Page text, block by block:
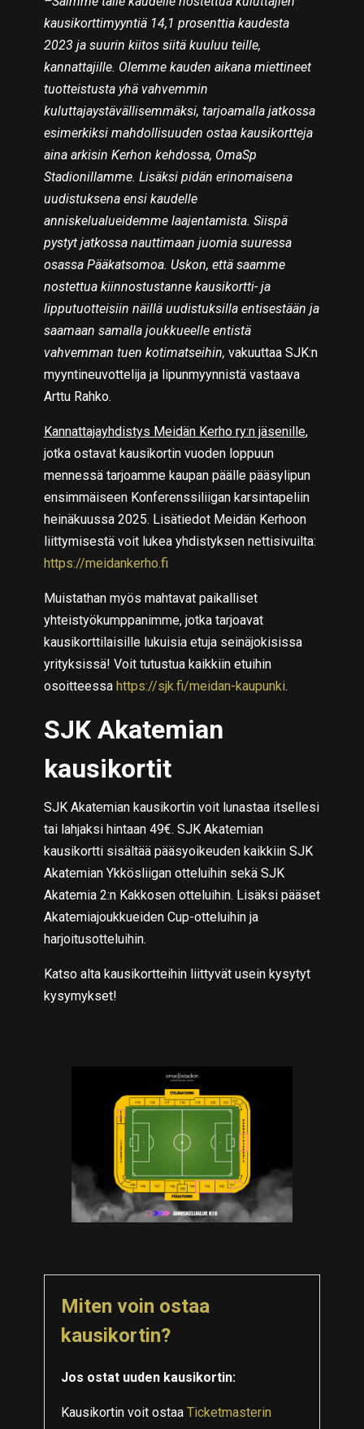
kausikorttimyyntiä 14,1 prosenttia kaudesta
2023 ja suurin kiitos siitä kuuluu teille,
kannattajille. Olemme kauden aikana miettineet
tuotteistusta yhä vahvemmin
kuluttajaystävällisemmäksi, tarjoamalla jatkossa
esimerkiksi mahdollisuuden ostaa kausikortteja
aina arkisin Kerhon kehdossa, OmaSp
Stadionillamme. Lisäksi pidän erinomaisena
uudistuksena ensi kaudelle
anniskelualueidemme laajentamista. Siispä
pystyt jatkossa nauttimaan juomia suuressa
osassa Pääkatsomoa. Uskon, että saamme
nostettua kiinnostustanne kausikortti- ja
lipputuotteisiin näillä uudistuksilla entisestään ja
saamaan samalla joukkueelle entistä
vahvemman tuen kotimatseihin, vakuuttaa SJK:n
myyntineuvottelija ja lipunmyynnistä vastaava
Arttu Rahko.
Kannattajayhdistys Meidän Kerho ry:n jäsenille,
jotka ostavat kausikortin vuoden loppuun
mennessä tarjoamme kaupan päälle pääsylipun
ensimmäiseen Konferenssiliigan karsintapeliin
heinäkuussa 2025. Lisätiedot Meidän Kerhoon
liittymisestä voit lukea yhdistyksen nettisivuilta:
https://meidankerho.fi
Muistathan myös mahtavat paikalliset
yhteistyökumppanimme, jotka tarjoavat
kausikorttilaisille lukuisia etuja seinäjokisissa
yrityksissä! Voit tutustua kaikkiin etuihin
osoitteessa https://sjk.fi/meidan-kaupunki.
SJK Akatemian
kausikortit
SJK Akatemian kausikortin voit lunastaa itsellesi
tai lahjaksi hintaan 49€. SJK Akatemian
kausikortti sisältää pääsyoikeuden kaikkiin SJK
Akatemian Ykkösliigan otteluihin sekä SJK
Akatemia 2:n Kakkosen otteluihin. Lisäksi pääset
Akatemiajoukkueiden Cup-otteluihin ja
harjoitusotteluihin.
Katso alta kausikortteihin liittyvät usein kysytyt
kysymykset!
Miten voin ostaa
kausikortin?
Jos ostat uuden kausikortin:
Kausikortin voit ostaa Ticketmasterin